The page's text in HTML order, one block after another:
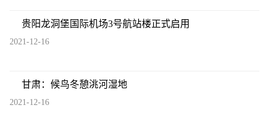
贵阳龙洞堡国际机场3号航站楼正式启用
2021-12-16
甘肃：候鸟冬憩洮河湿地
2021-12-16